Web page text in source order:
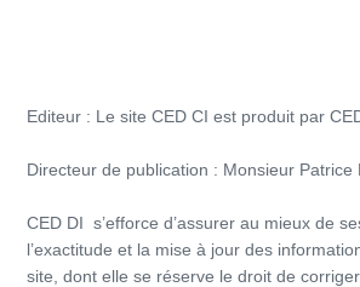
Editeur : Le site CED CI est produit par
Directeur de publication : Monsieur Patrice
CED DI s’efforce d’assurer au mieux de
l’exactitude et la mise à jour des
site, dont elle se réserve le droit de